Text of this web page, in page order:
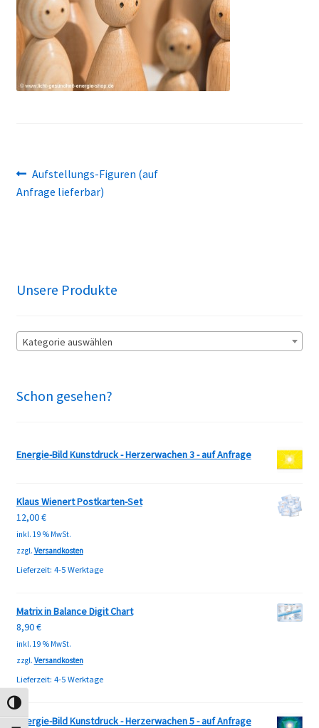
Umschalten auf hohe Kontraste
Beitragsnavigation
Vorheriger
Beitrag:
Aufstellungs-Figuren (auf
Anfrage lieferbar)
Unsere Produkte
Kategorie auswählen
Schon gesehen?
Energie-Bild Kunstdruck - Herzerwachen 3 - auf Anfrage
Klaus Wienert Postkarten-Set
12,00€
inkl. 19 % MwSt.
zzgl. Versandkosten
Lieferzeit: 4-5 Werktage
Matrix in Balance Digit Chart
8,90€
inkl. 19 % MwSt.
zzgl. Versandkosten
Lieferzeit: 4-5 Werktage
Energie-Bild Kunstdruck - Herzerwachen 5 - auf Anfrage